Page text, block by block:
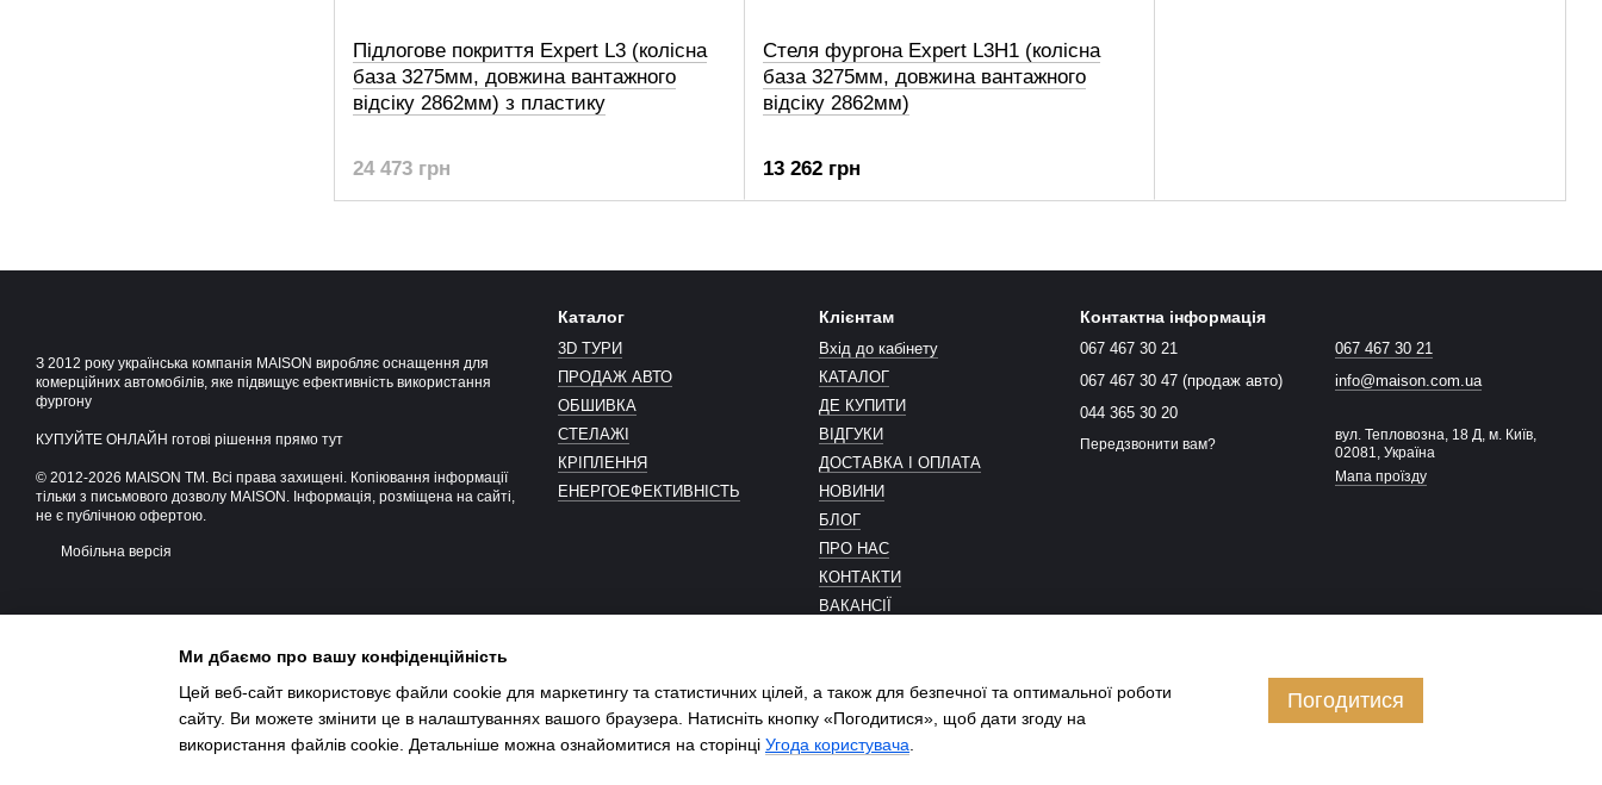
Підлогове покриття Expert L3 (колісна
база 3275мм, довжина вантажного
відсіку 2862мм) з пластику
24 473 грн
Стеля фургона Expert L3H1 (колісна
база 3275мм, довжина вантажного
відсіку 2862мм)
13 262 грн
З 2012 року українська компанія MAISON виробляє оснащення для
комерційних автомобілів, яке підвищує ефективність використання
фургону
КУПУЙТЕ ОНЛАЙН готові рішення прямо тут
© 2012-2026 MAISON TM. Всі права захищені. Копіювання інформації
тільки з письмового дозволу MAISON. Інформація, розміщена на сайті,
не є публічною офертою.
Мобільна версія
Каталог
3D ТУРИ
ПРОДАЖ АВТО
ОБШИВКА
СТЕЛАЖІ
КРІПЛЕННЯ
ЕНЕРГОЕФЕКТИВНІСТЬ
Клієнтам
Вхід до кабінету
КАТАЛОГ
ДЕ КУПИТИ
ВІДГУКИ
ДОСТАВКА І ОПЛАТА
НОВИНИ
БЛОГ
ПРО НАС
КОНТАКТИ
ВАКАНСІЇ
Ми в соцмережах
Контактна інформація
067 467 30 21
067 467 30 47 (продаж авто)
044 365 30 20
Передзвонити вам?
067 467 30 21
info@maison.com.ua
вул. Тепловозна, 18 Д, м. Київ,
02081, Україна
Мапа проїзду
Ми дбаємо про вашу конфіденційність
Цей веб-сайт використовує файли cookie для маркетингу та статистичних цілей, а також для безпечної та оптимальної роботи
сайту. Ви можете змінити це в налаштуваннях вашого браузера. Натисніть кнопку «Погодитися», щоб дати згоду на
використання файлів cookie. Детальніше можна ознайомитися на сторінці Угода користувача
Погодитися